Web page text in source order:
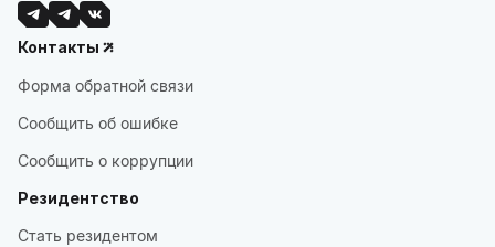
Контакты
Форма обратной связи
Сообщить об ошибке
Сообщить о коррупции
Резидентство
Стать резидентом